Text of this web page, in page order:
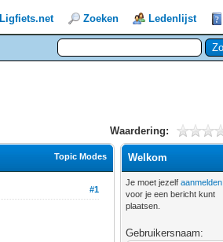
Ligfiets.net Zoeken Ledenlijst
Waardering:
Topic Modes
#1
Welkom
Je moet jezelfaanmelden
voor je een bericht kunt
plaatsen.
Gebruikersnaam: